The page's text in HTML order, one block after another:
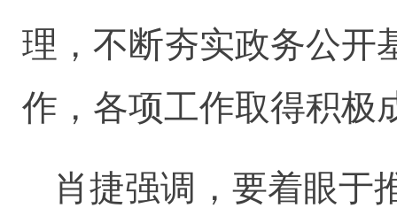
理，不断夯实政务公开
作，各项工作取得积极
肖捷强调，要着眼于